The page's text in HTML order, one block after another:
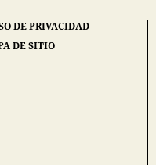
DE PRIVACIDAD
DE SITIO